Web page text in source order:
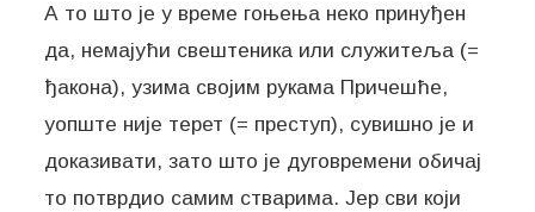
А то што је у време гоњења неко принуђен
да, немајући свештеника или служитеља (=
ђакона), узима својим рукама Причешће,
уопште није терет (= преступ), сувишно је и
доказивати, зато што је дуговремени обичај
то потврдио самим стварима. Јер сви који